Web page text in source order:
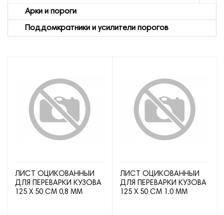
Арки и пороги
Поддомкратники и усилители порогов
ЛИСТ ОЦИКОВАННЫЙ
ДЛЯ ПЕРЕВАРКИ КУЗОВА
125 Х 50 СМ 0,8 ММ
ЛИСТ ОЦИКОВАННЫЙ
ДЛЯ ПЕРЕВАРКИ КУЗОВА
125 Х 50 СМ 1.0 ММ